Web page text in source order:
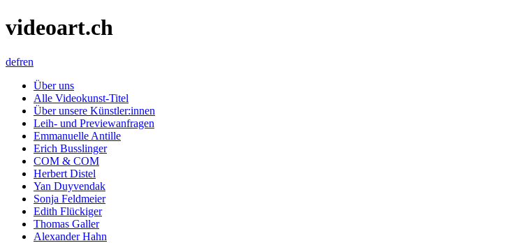
videoart.ch
defren
Über uns
Alle Videokunst-Titel
Über unsere Künstler:innen
Leih- und Previewanfragen
Emmanuelle Antille
Erich Busslinger
COM & COM
Herbert Distel
Yan Duyvendak
Sonja Feldmeier
Edith Flückiger
Thomas Galler
Alexander Hahn